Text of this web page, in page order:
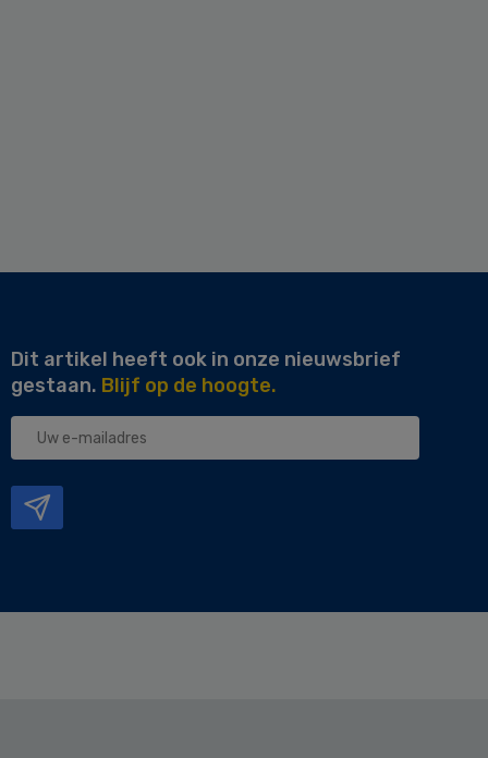
Dit artikel heeft ook in onze nieuwsbrief
gestaan. Blijf op de hoogte.
Uw